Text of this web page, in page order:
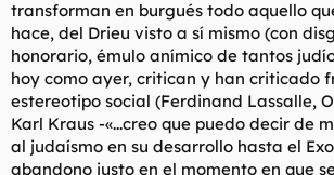
transforman en burgués todo aquello
hace, del Drieu visto a sí mismo (con
honorario, émulo anímico de tantos
hoy como ayer, critican y han criticado
estereotipo social (Ferdinand Lassalle,
Karl Kraus -«...creo que puedo decir de
al judaísmo en su desarrollo hasta el
abandono justo en el momento en que